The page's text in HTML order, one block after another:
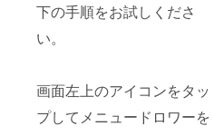
下の手順をお試しくださ
い。
画面左上のアイコンをタッ
プしてメニュードロワーを